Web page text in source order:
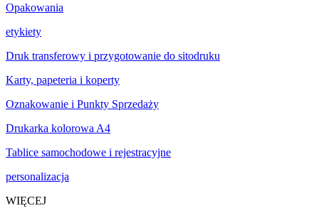
Opakowania
etykiety
Druk transferowy i przygotowanie do sitodruku
Karty, papeteria i koperty
Oznakowanie i Punkty Sprzedaży
Drukarka kolorowa A4
Tablice samochodowe i rejestracyjne
personalizacja
WIĘCEJ